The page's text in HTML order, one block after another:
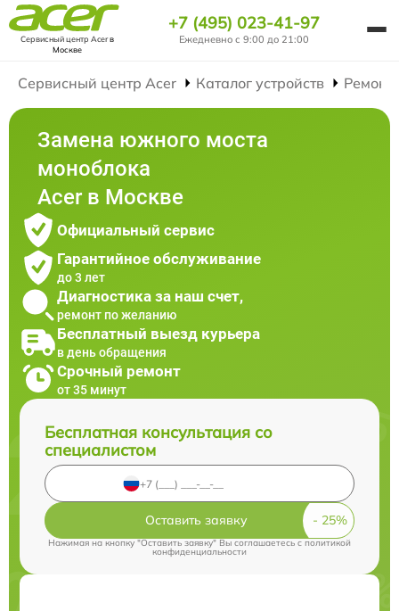
Сервисный центр Acerв
Москве
+7 (495) 023-41-97
Ежедневно с 9:00 до 21:00
Сервисный центр Acer Каталог устройств Ремонт
Замена южного моста
моноблока
Acer в Москве
Официальный сервис
Гарантийное обслуживание
до 3 лет
Диагностика за наш счет,
ремонт по желанию
Бесплатный выезд курьера
в день обращения
Срочный ремонт
от 35 минут
Бесплатная консультация со
специалистом
Оставить заявку
Нажимая на кнопку "Оставить заявку" Вы соглашаетесь cполитикой
конфиденциальности